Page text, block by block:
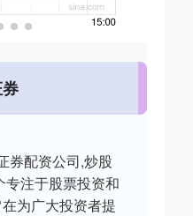
券配资公司,炒股
注于股票投资和
为广大投资者提